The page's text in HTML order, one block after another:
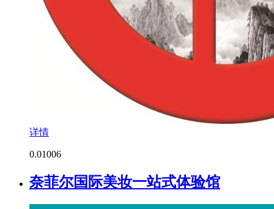
详情
0.01006
奈菲尔国际美妆一站式体验馆